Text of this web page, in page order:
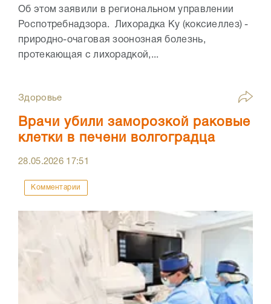
Об этом заявили в региональном управлении
Роспотребнадзора. Лихорадка Ку (коксиеллез) -
природно-очаговая зоонозная болезнь,
протекающая с лихорадкой,...
Здоровье
Врачи убили заморозкой раковые
клетки в печени волгоградца
28.05.2026 17:51
Комментарии